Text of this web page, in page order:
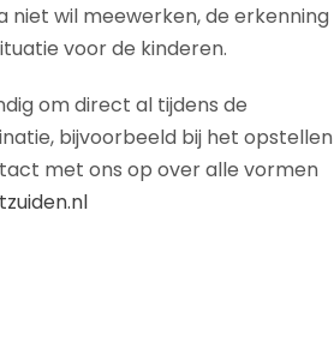
niet wil meewerken, de erkenning
voor de kinderen.
om direct al tijdens de
bijvoorbeeld bij het opstellen
met ons op over alle vormen